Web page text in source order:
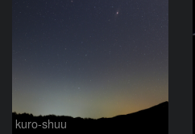
kuro-shuu